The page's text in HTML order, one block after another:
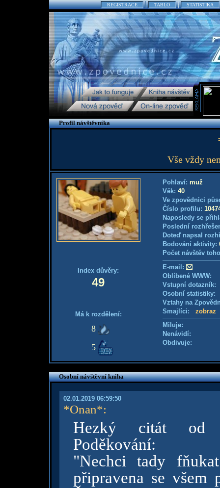
REGISTRACE TABLO STATISTIKA
Profil návštěvníka
Vše vždy
Index důvěry:
49
Má k rozdělení:
8
5
Pohlaví: muž
Věk: 40
Ve zpovědnici
Číslo profilu:
Naposledy se
Poslední
Doteď napsal
Bodování aktivity:
Počet návštěv
E-mail:
Oblíbené WWW:
Vstupní
Osobní
Vztahy na
Smajlíci: zobraz
Miluje:
Nenávidí:
Obdivuje:
Osobní návštěvní kniha
02.01.2019 06:59:50
*Onan*:
Hezký citát od
Poděkování:
"Nechci tady
připravena se všem